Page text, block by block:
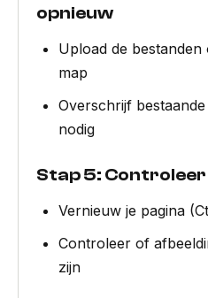
opnieuw
Upload de
map
Overschrijf
nodig
Stap 5:
Vernieuw je pagina
Controleer of
zijn